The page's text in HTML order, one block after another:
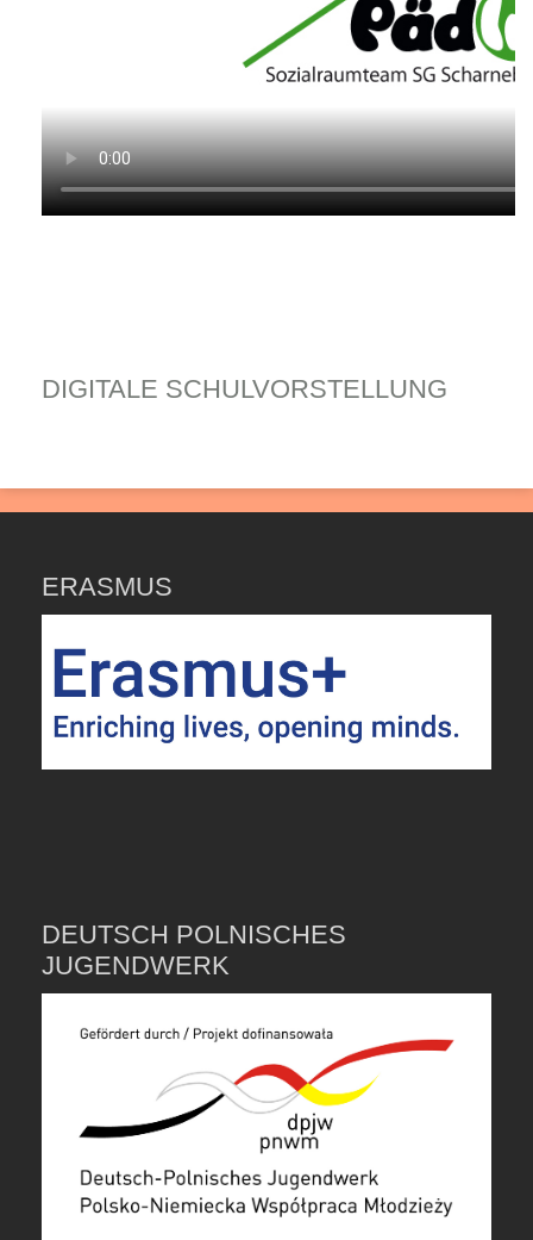
DIGITALE SCHULVORSTELLUNG
ERASMUS
DEUTSCH POLNISCHES
JUGENDWERK